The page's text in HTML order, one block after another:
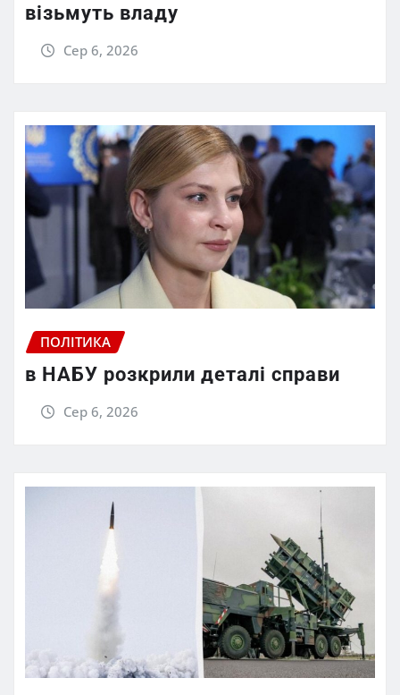
візьмуть владу
Сер 6, 2026
ПОЛІТИКА
в НАБУ розкрили деталі справи
Сер 6, 2026